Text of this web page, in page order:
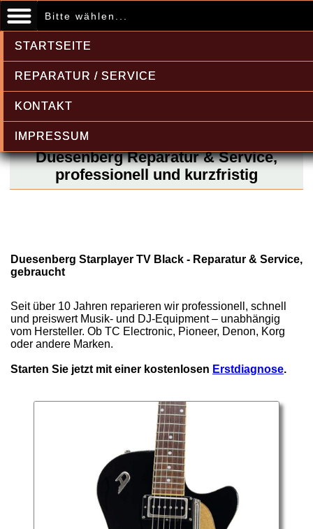
Bitte wählen...
STARTSEITE
REPARATUR / SERVICE
KONTAKT
IMPRESSUM
Duesenberg Reparatur & Service,
professionell und kurzfristig
Duesenberg Starplayer TV Black - Reparatur & Service,
gebraucht
Seit über 10 Jahren reparieren wir professionell, schnell
und preiswert Musik- und DJ-Equipment – unabhängig
vom Hersteller. Ob TC Electronic, Pioneer, Denon, Korg
oder andere Marken.
Starten Sie jetzt mit einer kostenlosen Erstdiagnose.